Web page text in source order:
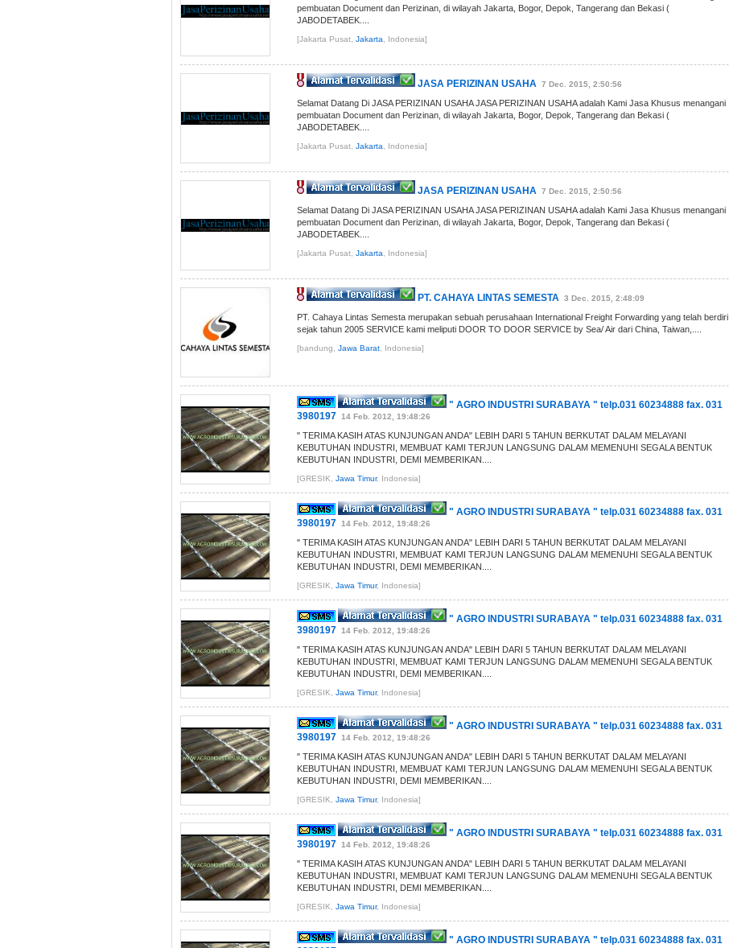
pembuatan Document dan Perizinan, di wilayah Jakarta, Bogor, Depok, Tangerang dan Bekasi (
JABODETABEK....
[Jakarta Pusat, Jakarta , Indonesia]
JASA PERIZINAN USAHA 7 Dec. 2015, 2:50:56
Selamat Datang Di JASA PERIZINAN USAHA JASA PERIZINAN USAHA adalah Kami Jasa Khusus menangani
pembuatan Document dan Perizinan, di wilayah Jakarta, Bogor, Depok, Tangerang dan Bekasi (
JABODETABEK....
[Jakarta Pusat, Jakarta , Indonesia]
JASA PERIZINAN USAHA 7 Dec. 2015, 2:50:56
Selamat Datang Di JASA PERIZINAN USAHA JASA PERIZINAN USAHA adalah Kami Jasa Khusus menangani
pembuatan Document dan Perizinan, di wilayah Jakarta, Bogor, Depok, Tangerang dan Bekasi (
JABODETABEK....
[Jakarta Pusat, Jakarta , Indonesia]
PT. CAHAYA LINTAS SEMESTA 3 Dec. 2015, 2:48:09
PT. Cahaya Lintas Semesta merupakan sebuah perusahaan International Freight Forwarding yang telah berdiri
sejak tahun 2005 SERVICE kami meliputi DOOR TO DOOR SERVICE by Sea/ Air dari China, Taiwan,....
[bandung, Jawa Barat , Indonesia]
" AGRO INDUSTRI SURABAYA " telp.031 60234888 fax. 031
3980197 14 Feb. 2012, 19:48:26
" TERIMA KASIH ATAS KUNJUNGAN ANDA" LEBIH DARI 5 TAHUN BERKUTAT DALAM MELAYANI
KEBUTUHAN INDUSTRI, MEMBUAT KAMI TERJUN LANGSUNG DALAM MEMENUHI SEGALA BENTUK
KEBUTUHAN INDUSTRI, DEMI MEMBERIKAN....
[GRESIK, Jawa Timur, Indonesia]
" AGRO INDUSTRI SURABAYA " telp.031 60234888 fax. 031
3980197 14 Feb. 2012, 19:48:26
" TERIMA KASIH ATAS KUNJUNGAN ANDA" LEBIH DARI 5 TAHUN BERKUTAT DALAM MELAYANI
KEBUTUHAN INDUSTRI, MEMBUAT KAMI TERJUN LANGSUNG DALAM MEMENUHI SEGALA BENTUK
KEBUTUHAN INDUSTRI, DEMI MEMBERIKAN....
[GRESIK, Jawa Timur, Indonesia]
" AGRO INDUSTRI SURABAYA " telp.031 60234888 fax. 031
3980197 14 Feb. 2012, 19:48:26
" TERIMA KASIH ATAS KUNJUNGAN ANDA" LEBIH DARI 5 TAHUN BERKUTAT DALAM MELAYANI
KEBUTUHAN INDUSTRI, MEMBUAT KAMI TERJUN LANGSUNG DALAM MEMENUHI SEGALA BENTUK
KEBUTUHAN INDUSTRI, DEMI MEMBERIKAN....
[GRESIK, Jawa Timur, Indonesia]
" AGRO INDUSTRI SURABAYA " telp.031 60234888 fax. 031
3980197 14 Feb. 2012, 19:48:26
" TERIMA KASIH ATAS KUNJUNGAN ANDA" LEBIH DARI 5 TAHUN BERKUTAT DALAM MELAYANI
KEBUTUHAN INDUSTRI, MEMBUAT KAMI TERJUN LANGSUNG DALAM MEMENUHI SEGALA BENTUK
KEBUTUHAN INDUSTRI, DEMI MEMBERIKAN....
[GRESIK, Jawa Timur, Indonesia]
" AGRO INDUSTRI SURABAYA " telp.031 60234888 fax. 031
3980197 14 Feb. 2012, 19:48:26
" TERIMA KASIH ATAS KUNJUNGAN ANDA" LEBIH DARI 5 TAHUN BERKUTAT DALAM MELAYANI
KEBUTUHAN INDUSTRI, MEMBUAT KAMI TERJUN LANGSUNG DALAM MEMENUHI SEGALA BENTUK
KEBUTUHAN INDUSTRI, DEMI MEMBERIKAN....
[GRESIK, Jawa Timur, Indonesia]
" AGRO INDUSTRI SURABAYA " telp.031 60234888 fax. 031